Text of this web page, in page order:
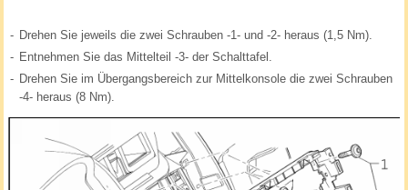
- Drehen Sie jeweils die zwei Schrauben -1- und -2- heraus (1,5 Nm).
- Entnehmen Sie das Mittelteil -3- der Schalttafel.
- Drehen Sie im Übergangsbereich zur Mittelkonsole die zwei Schrauben
-4- heraus (8 Nm).